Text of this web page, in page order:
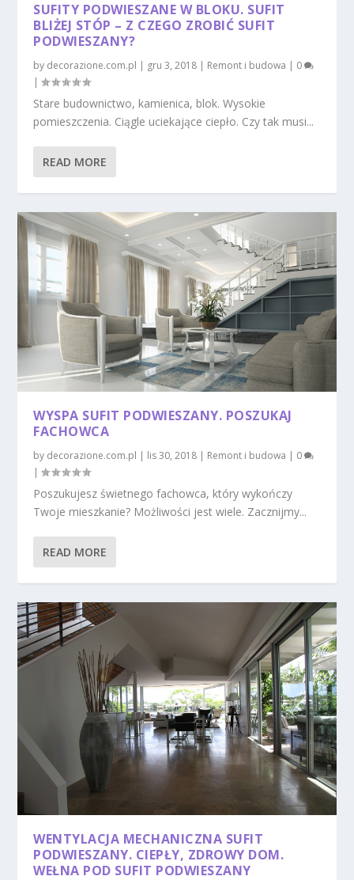
SUFITY PODWIESZANE W BLOKU. SUFIT
BLIŻEJ STÓP – Z CZEGO ZROBIĆ SUFIT
PODWIESZANY?
by decorazione.com.pl gru 3, 2018 Remont i budowa
0
|
Stare budownictwo, kamienica, blok. Wysokie
pomieszczenia. Ciągle uciekające ciepło. Czy tak musi...
READ MORE
WYSPA SUFIT PODWIESZANY. POSZUKAJ
FACHOWCA
by decorazione.com.pl | lis 30, 2018 | Remont i budowa | 0
|
Poszukujesz świetnego fachowca, który wykończy
Twoje mieszkanie? Możliwości jest wiele. Zacznijmy...
READ MORE
WENTYLACJA MECHANICZNA SUFIT
PODWIESZANY. CIEPŁY, ZDROWY DOM.
WEŁNA POD SUFIT PODWIESZANY